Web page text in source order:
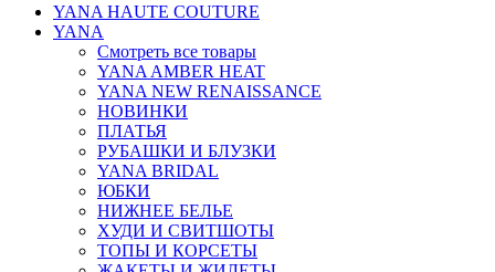
YANA HAUTE COUTURE
YANA
Смотреть все товары
YANA AMBER HEAT
YANA NEW RENAISSANCE
НОВИНКИ
ПЛАТЬЯ
РУБАШКИ И БЛУЗКИ
YANA BRIDAL
ЮБКИ
НИЖНЕЕ БЕЛЬЕ
ХУДИ И СВИТШОТЫ
ТОПЫ И КОРСЕТЫ